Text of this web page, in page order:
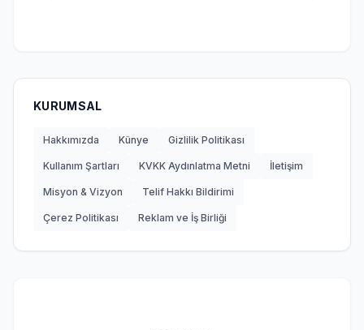
KURUMSAL
Hakkımızda Künye Gizlilik Politikası
Kullanım Şartları KVKK Aydınlatma Metni İletişim
Misyon & Vizyon Telif Hakkı Bildirimi
Çerez Politikası Reklam ve İş Birliği